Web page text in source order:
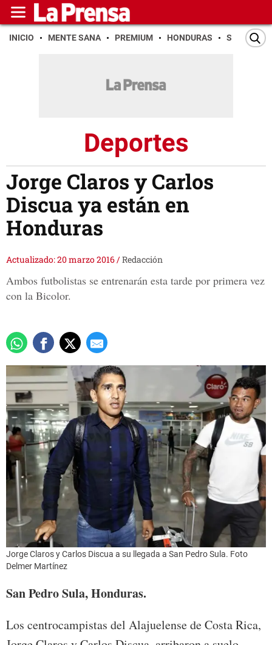
INICIO MENTE SANA PREMIUM HONDURAS SAN PEDRO
Deportes
Jorge Claros y Carlos
Discua ya están en
Honduras
Actualizado: 20 marzo 2016/Redacción
Ambos futbolistas se entrenarán esta tarde por primera vez
con la Bicolor.
Jorge Claros y Carlos Discua a su llegada a San Pedro Sula. Foto
Delmer Martínez
San Pedro Sula, Honduras.
Los centrocampistas del Alajuelense de Costa Rica,